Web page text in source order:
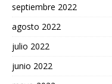
septiembre 2022
agosto 2022
julio 2022
junio 2022